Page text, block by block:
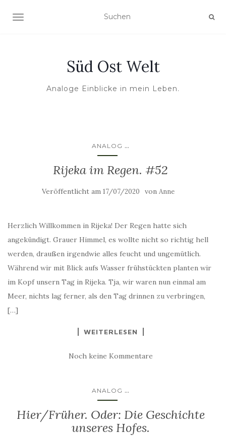
NAVIGATION UMSCHALTEN
Süd Ost Welt
Analoge Einblicke in mein Leben.
ANALOG ...
Rijeka im Regen. #52
Veröffentlicht am 17/07/2020 von Anne
Herzlich Willkommen in Rijeka! Der Regen hatte sich
angekündigt. Grauer Himmel, es wollte nicht so richtig hell
werden, draußen irgendwie alles feucht und ungemütlich.
Während wir mit Blick aufs Wasser frühstückten planten wir
im Kopf unsern Tag in Rijeka. Tja, wir waren nun einmal am
Meer, nichts lag ferner, als den Tag drinnen zu verbringen,
[…]
WEITERLESEN
Noch keine Kommentare
ANALOG ...
Hier/Früher. Oder: Die Geschichte
unseres Hofes.